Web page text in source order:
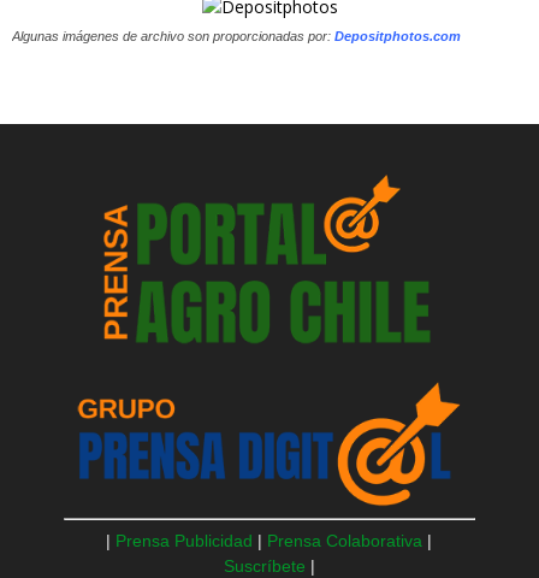
Algunas imágenes de archivo son proporcionadas por: Depositphotos.com
| Prensa Publicidad | Prensa Colaborativa |
Suscríbete |